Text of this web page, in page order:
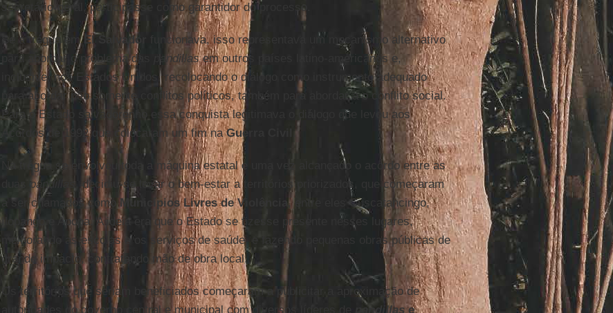
secretário-geral, participasse como garantidor do processo.
Se a trégua emEl Salvador
funcionava, isso representava um mecanismo alternativo
para abordar o problema das
pandillasem outros países latino-americanos e,
inclusive, nos Estados Unidos, recolocando o diálogo como instrumento adequado
para abordar não somente conflitos políticos, também para abordar a o conflito social.
Para o Estado salvadorenho essa conquista legitimava o diálogo que levou aos
Acordos de 1992 que colocaram um fim naGuerra Civil .
Na trégua se envolveu toda a máquina estatal e uma vez alcançado o acordo entre as
pandillas
, decidiu-se levar o bem-estar a territórios priorizados, que começaram
a ser chamados como Municípios Livres de Violência
, entre eles Cuscatancingo,
Ilopango e Apopa. A ideia era que o Estado se fizesse presente nesses lugares,
melhorando as escolas e os serviços de saúde, e fazendo pequenas obras públicas de
grande impacto, contratando mão de obra local.
Os territórios que seriam beneficiados começaram a publicitar a aproximação de
autoridades do governo central e municipal com diversos líderes de
pandillase